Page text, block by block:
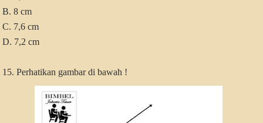
B. 8 cm
C. 7,6 cm
D. 7,2 cm
15. Perhatikan gambar di bawah !